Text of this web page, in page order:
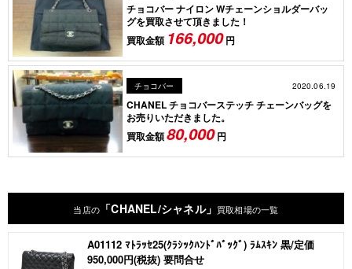
チョコバー ナイロン Wチェーンショルダーバッ
グを買取させて頂きました！
買取金額 166,000円
チョコバー 2020.06.19
CHANEL チョコバーステッチ チェーンバッグを
お売りいただきました。
買取金額80,000円
当店の 「CHANEL/シャネル」 買取相場の一覧
A01112 ﾏﾄﾗｯｾ25(ｸﾗｼｯｸﾊﾝﾄﾞﾊﾞｯｸﾞ) ﾗﾑｽｷﾝ 黒/定価
950,000円(税抜) 要問合せ